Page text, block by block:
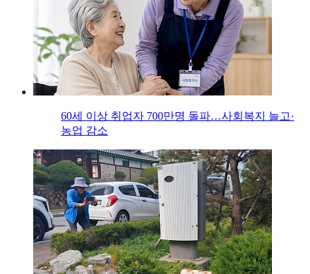
60세 이상 취업자 700만명 돌파…사회복지 늘고·
농업 감소